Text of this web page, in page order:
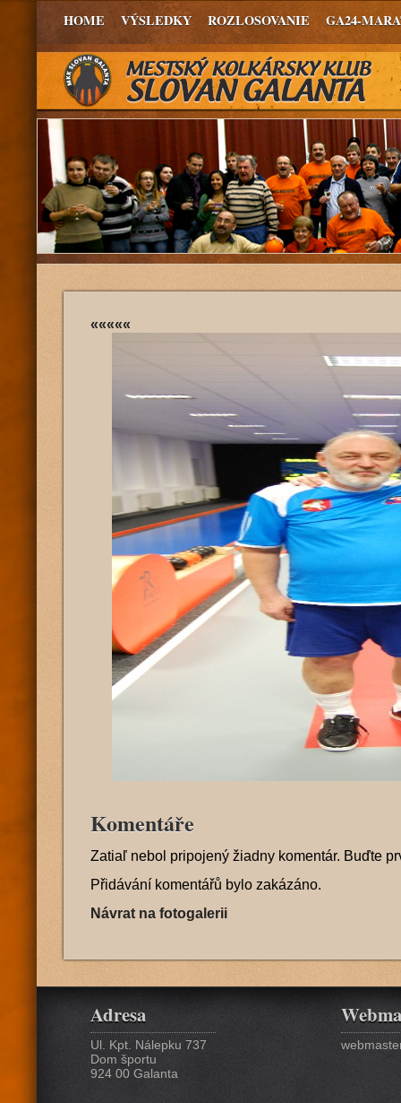
HOME VÝSLEDKY ROZLOSOVANIE GA24-
«««««
Komentáře
Zatiaľ nebol pripojený žiadny komentár. Buďte
Přidávání komentářů bylo zakázáno.
Návrat na fotogalerii
Adresa
Ul. Kpt. Nálepku 737
Dom športu
924 00 Galanta